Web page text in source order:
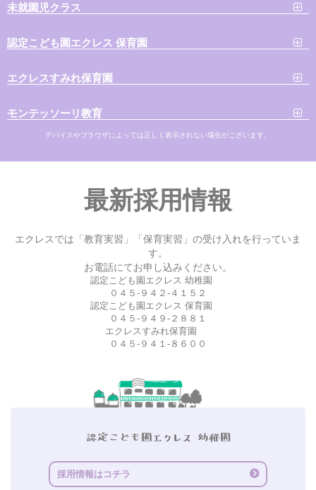
未就園児クラス
認定こども園エクレス 保育園
エクレスすみれ保育園
モンテッソーリ教育
デバイスやブラウザによっては正しく表示されない場合がございます。
最新採用情報
エクレスでは「教育実習」「保育実習」の受け入れを行っていま
す。
お電話にてお申し込みください。
認定こども園エクレス 幼稚園
０４５-９４２-４１５２
認定こども園エクレス 保育園
０４５-９４９-２８８１
エクレスすみれ保育園
０４５-９４１-８６００
採用情報はコチラ